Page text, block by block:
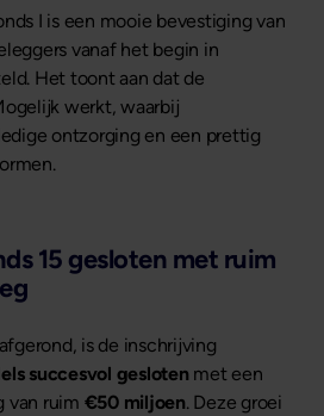
I is een mooie bevestiging van
vanaf het begin in
Het toont aan dat de
werkt, waarbij
ontzorging en een prettig
15 gesloten met ruim
is de inschrijving
succesvol gesloten met een
van ruim €50 miljoen. Deze groei